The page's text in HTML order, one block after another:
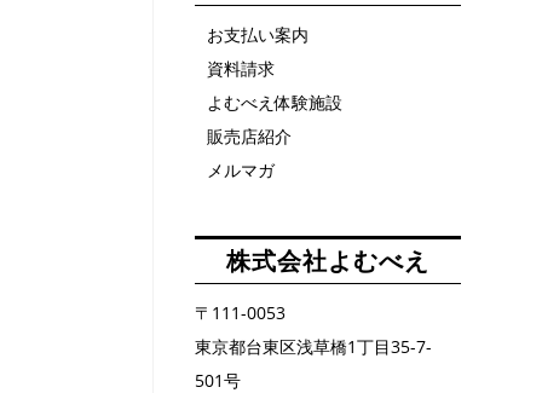
お支払い案内
資料請求
よむべえ体験施設
販売店紹介
メルマガ
株式会社よむべえ
〒111-0053
東京都台東区浅草橋1丁目35-7-
501号